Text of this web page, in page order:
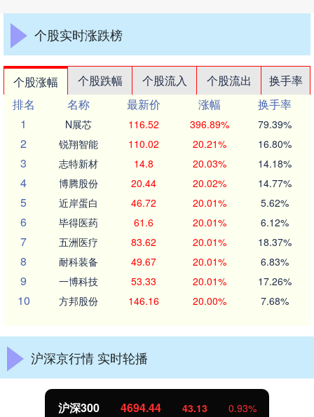
个股实时涨跌榜
个股涨幅 个股跌幅 个股流入 个股流出
换手率
排名
名称 最新价 涨幅
换手率
1
N展芯 116.52 396.89% 79.39%
2 锐翔智能 110.02 20.21% 16.80%
3 志特新材 14.8 20.03% 14.18%
4 博腾股份 20.44 20.02% 14.77%
5 近岸蛋白 46.72 20.01% 5.62%
6 毕得医药 61.6 20.01% 6.12%
7 五洲医疗 83.62 20.01% 18.37%
8 耐科装备 49.67 20.01% 6.83%
9 一博科技 53.33 20.01% 17.26%
10 方邦股份 146.16 20.00% 7.68%
沪深京行情 实时轮播
北证50 1134.24 11.37 1.01%